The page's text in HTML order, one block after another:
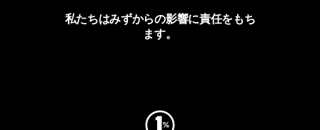
私たちはみずからの影響に責任をもち
ます。